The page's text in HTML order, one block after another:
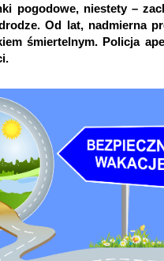
pogodowe, niestety –
Od lat, nadmierna
śmiertelnym. Policja